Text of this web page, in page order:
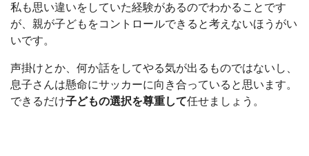
私も思い違いをしていた経験があるのでわかることです
が、親が子どもをコントロールできると考えないほうがい
いです。
声掛けとか、何か話をしてやる気が出るものではないし、
息子さんは懸命にサッカーに向き合っていると思います。
できるだけ子どもの選択を尊重して任せましょう。